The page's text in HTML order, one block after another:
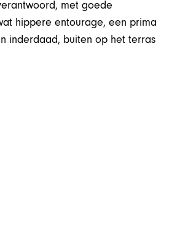
met goede
hippere entourage, een prima
inderdaad, buiten op het terras